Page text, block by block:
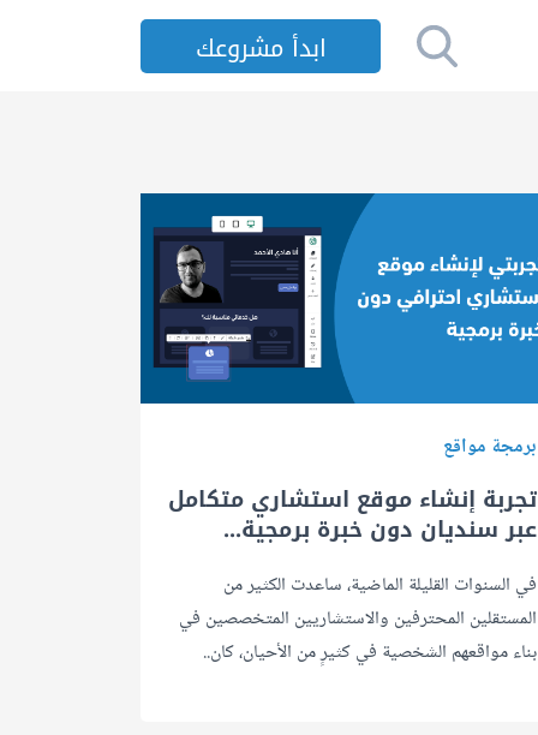
ابدأ مشروعك
برمجة مواقع
تجربة إنشاء موقع استشاري متكامل
عبر سنديان دون خبرة برمجية...
في السنوات القليلة الماضية، ساعدت الكثير من
المستقلين المحترفين والاستشاريين المتخصصين في
بناء مواقعهم الشخصية في كثيرٍ من الأحيان، كان..